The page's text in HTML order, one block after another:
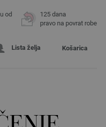
od
125 dana
pravo na povrat robe
Lista želja Košarica